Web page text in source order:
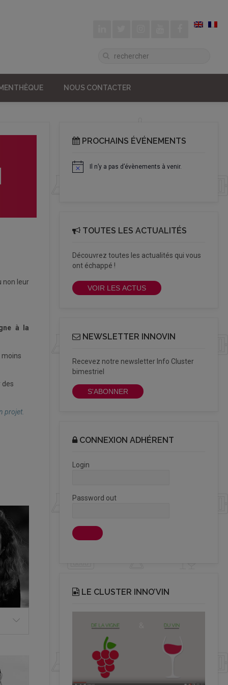
NOUS CONTACTER
non leur
à la
des
projet.
PROCHAINS ÉVÉNEMENTS
Notice Il n’y a pas d’évènements à venir.
TOUTES LES ACTUALITÉS
Découvrez toutes les actualités qui vous
ont échappé !
VOIR LES ACTUS
NEWSLETTER INNOVIN
Recevez notre newsletter Info Cluster
bimestriel
S'ABONNER
CONNEXION ADHÉRENT
Login
Password out
LE CLUSTER INNO’VIN